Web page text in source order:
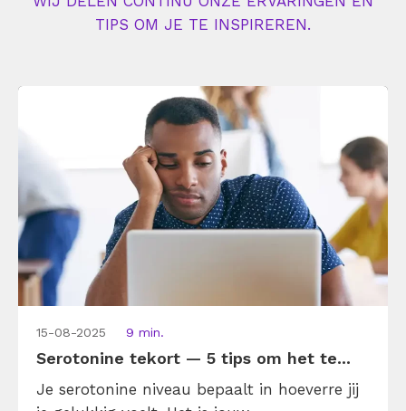
TIPS OM JE TE INSPIREREN.
15-08-2025 9 min.
Serotonine tekort — 5 tips om het te...
Je serotonine niveau bepaalt in hoeverre jij